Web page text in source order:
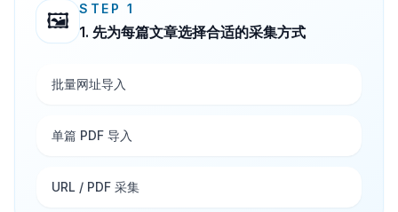
🖼️ STEP 1
1. 先为每篇文章选择合适的采集方式
批量网址导入
单篇 PDF 导入
URL / PDF 采集